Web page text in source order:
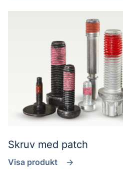
Skruv med patch
Visa produkt